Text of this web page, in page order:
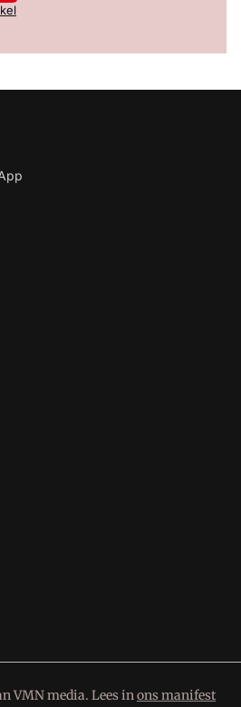
VMN media. Lees inons manifest